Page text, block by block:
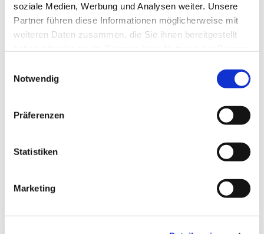
soziale Medien, Werbung und Analysen weiter. Unsere
Partner führen diese Informationen möglicherweise mit
weiteren Daten zusammen, die Sie ihnen bereitgestellt
Notwendig
Präferenzen
Statistiken
Marketing
www.hospital-fritzlar.de